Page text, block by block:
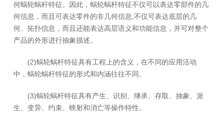
何蜗轮蜗杆特征。因此，蜗轮蜗杆特征不仅可以表达零部件的几
何信息，而且可表达零件的非几何信息;不仅可表达底层的几
何、拓扑信息，而且还能表达高层语义和功能信息，并可对整个
产品的外形进行抽象描述。
(2)蜗轮蜗杆特征具有工程上的含义，在不同的应用活动
中，蜗轮蜗杆特征的形式和内涵往往不同。
(3)蜗轮蜗杆特征具有产生、识别、继承、存取、抽象、派
生、变异、约束、映射和消亡等操作特性。